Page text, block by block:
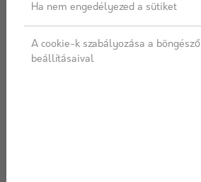
Ha nem engedélyezed a sütiket
A cookie-k szabályozása a böngésző
beállításaival